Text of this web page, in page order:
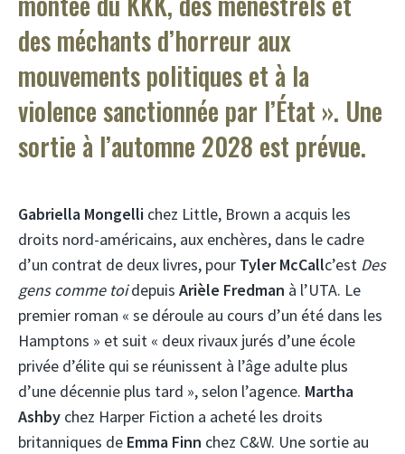
des méchants d’horreur aux
mouvements politiques et à la
violence sanctionnée par l’État ». Une
sortie à l’automne 2028 est prévue.
Gabriella Mongelli chez Little, Brown a acquis les
droits nord-américains, aux enchères, dans le cadre
d’un contrat de deux livres, pour Tyler McCallc’est Des
gens comme toidepuis Arièle Fredman à l’UTA. Le
premier roman « se déroule au cours d’un été dans les
Hamptons » et suit « deux rivaux jurés d’une école
privée d’élite qui se réunissent à l’âge adulte plus
d’une décennie plus tard », selon l’agence. Martha
Ashby chez Harper Fiction a acheté les droits
britanniques de Emma Finn chez C&W. Une sortie au